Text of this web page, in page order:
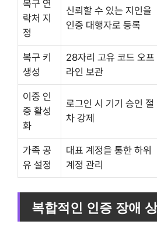
복구 연
락처 지
정
신뢰할 수 있는 지인을
인증 대행자로 등록
복구 키
생성
28자리 고유 코드 오프
라인 보관
이중 인
증 활성
화
로그인 시 기기 승인 절
차 강제
가족 공
유 설정
대표 계정을 통한 하위
계정 관리
복합적인 인증 장애